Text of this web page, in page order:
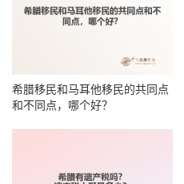
希腊移民和马耳他移民的共同点
和不同点，哪个好？